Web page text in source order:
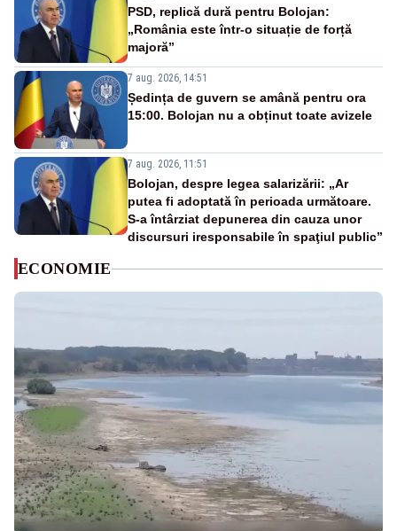
PSD, replică dură pentru Bolojan:
„România este într-o situație de forță
majoră”
7 aug. 2026, 14:51
Ședința de guvern se amână pentru ora
15:00. Bolojan nu a obținut toate avizele
7 aug. 2026, 11:51
Bolojan, despre legea salarizării: „Ar
putea fi adoptată în perioada următoare.
S-a întârziat depunerea din cauza unor
discursuri iresponsabile în spaţiul public”
ECONOMIE